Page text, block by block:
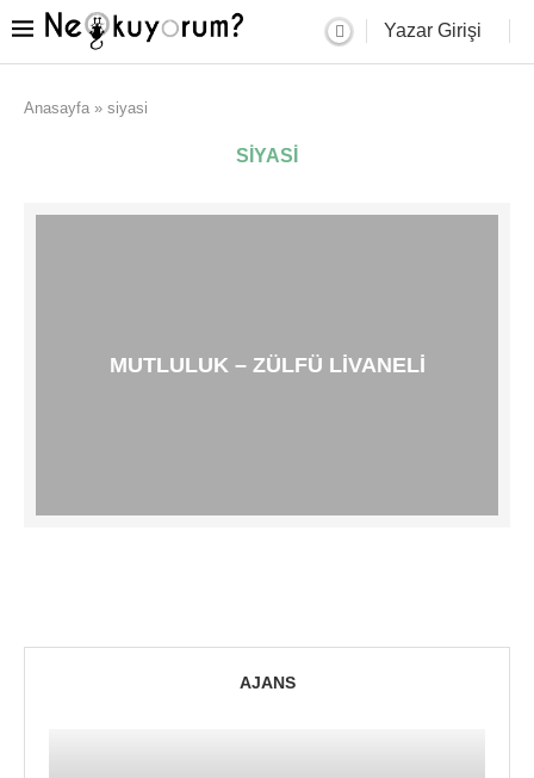
Yazar Girişi
Anasayfa » siyasi
SIYASI
MUTLULUK – ZÜLFÜ LIVANELI
AJANS